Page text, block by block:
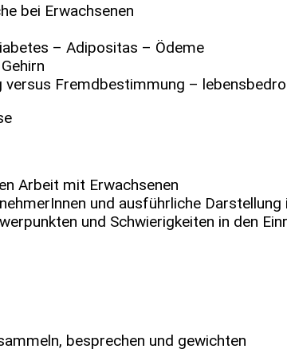
bei Erwachsenen
– Adipositas – Ödeme
Fremdbestimmung –
Arbeit mit Erwachsenen
und ausführliche Darstellung
und Schwierigkeiten in den
besprechen und gewichten